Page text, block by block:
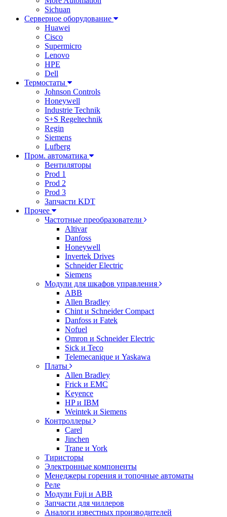
Sichuan
Серверное оборудование
Huawei
Cisco
Supermicro
Lenovo
HPE
Dell
Термостаты
Johnson Controls
Honeywell
Industrie Technik
S+S Regeltechnik
Regin
Siemens
Lufberg
Пром. автоматика
Вентиляторы
Prod 1
Prod 2
Prod 3
Запчасти KDT
Прочее
Частотные преобразователи
Altivar
Danfoss
Honeywell
Invertek Drives
Schneider Electric
Siemens
Модули для шкафов управления
ABB
Allen Bradley
Chint и Schneider Compact
Danfoss и Fatek
Nofuel
Omron и Schneider Electric
Sick и Teco
Telemecanique и Yaskawa
Платы
Allen Bradley
Frick и EMC
Keyence
HP и IBM
Weintek и Siemens
Контроллеры
Carel
Jinchen
Trane и York
Тиристоры
Электронные компоненты
Менеджеры горения и топочные автоматы
Реле
Модули Fuji и ABB
Запчасти для чиллеров
Аналоги известных производителей